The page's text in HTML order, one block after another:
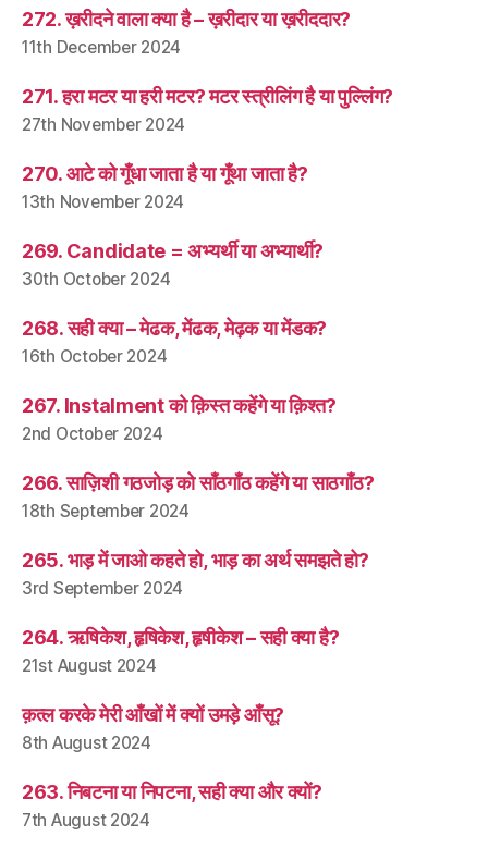
272. ख़रीदने वाला क्या है – ख़रीदार या ख़रीददार?
11th December 2024
271. हरा मटर या हरी मटर? मटर स्त्रीलिंग है या पुल्लिंग?
27th November 2024
270. आटे को गूँधा जाता है या गूँथा जाता है?
13th November 2024
269. Candidate = अभ्यर्थी या अभ्यार्थी?
30th October 2024
268. सही क्या – मेढक, मेंढक, मेढ़क या मेंडक?
16th October 2024
267. Instalment को क़िस्त कहेंगे या क़िश्त?
2nd October 2024
266. साज़िशी गठजोड़ को साँठगाँठ कहेंगे या साठगाँठ?
18th September 2024
265. भाड़ में जाओ कहते हो, भाड़ का अर्थ समझते हो?
3rd September 2024
264. ऋषिकेश, हृषिकेश, हृषीकेश – सही क्या है?
21st August 2024
क़त्ल करके मेरी आँखों में क्यों उमड़े आँसू?
8th August 2024
263. निबटना या निपटना, सही क्या और क्यों?
7th August 2024